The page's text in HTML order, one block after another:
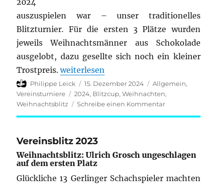
2024
auszuspielen war – unser traditionelles
Blitzturnier. Für die ersten 3 Plätze wurden
jeweils Weihnachtsmänner aus Schokolade
ausgelobt, dazu gesellte sich noch ein kleiner
Trostpreis.„Weihnachtsblitzturnier 2024“
weiterlesen
Autor
Philippe Leick
Veröffentlicht
am
15. Dezember 2024 Kategorien
Allgemein,
Vereinsturniere
Schlagwörter
2024, Blitzcup,Weihnachten,
Weihnachtsblitz
Schreibe einen Kommentarzu
Vereinsblitz 2023
Weihnachtsblitz: Ulrich Grosch ungeschlagen
auf dem ersten Platz
Glückliche 13 Gerlinger Schachspieler machten